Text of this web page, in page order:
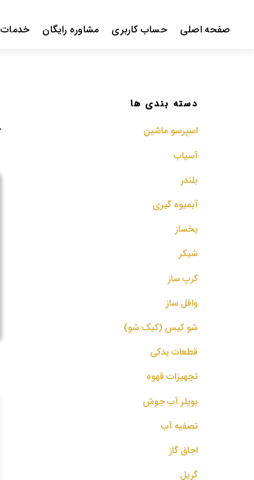
صفحه اصلی حساب کاربری مشاوره رایگان خدمات
دسته بندی ها
اسپرسو‌ ماشین
آسیاب
بلندر
آبمیوه گیری
یخساز
شیکر
کرپ ساز
وافل ساز
شو کیس (کیک شو)
قطعات یدکی
تجهیزات قهوه
بویلر آب جوش
تصفیه آب
اجاق گاز
گریل